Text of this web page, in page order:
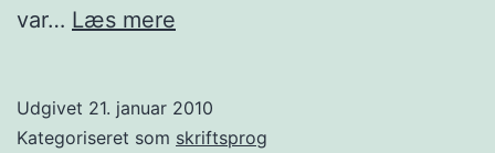
var… Læs mere
med
Udgivet 21. januar 2010
Kategoriseret som skriftsprog